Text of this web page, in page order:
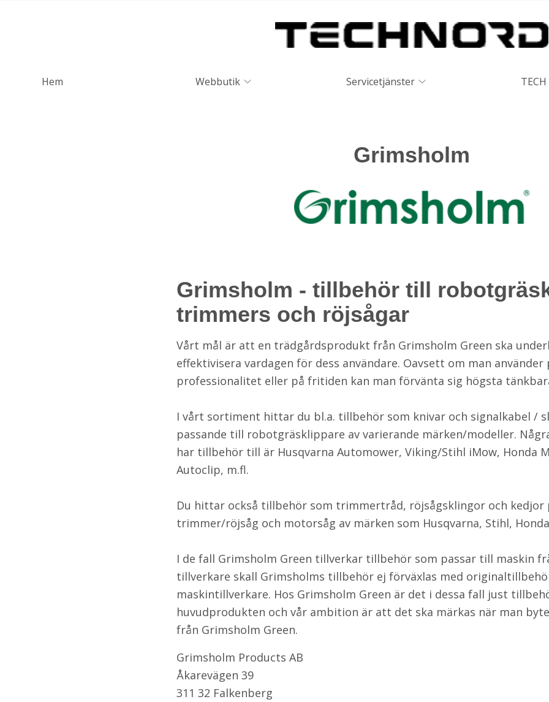
Hem Webbutik Servicetjänster
Grimsholm
Grimsholm - tillbehör till
trimmers och röjsågar
Vårt mål är att en trädgårdsprodukt från Grimsholm Green ska
effektivisera vardagen för dess användare. Oavsett om man
professionalitet eller på fritiden kan man förvänta sig högsta
I vårt sortiment hittar du bl.a. tillbehör som knivar och signalkabel /
passande till robotgräsklippare av varierande märken/modeller.
har tillbehör till är Husqvarna Automower, Viking/Stihl iMow, Honda
Autoclip, m.fl.
Du hittar också tillbehör som trimmertråd, röjsågsklingor och kedjor
trimmer/röjsåg och motorsåg av märken som Husqvarna, Stihl,
I de fall Grimsholm Green tillverkar tillbehör som passar till maskin
tillverkare skall Grimsholms tillbehör ej förväxlas med
maskintillverkare. Hos Grimsholm Green är det i dessa fall just
huvudprodukten och vår ambition är att det ska märkas när man
från Grimsholm Green.
Grimsholm Products AB
Åkarevägen 39
311 32 Falkenberg